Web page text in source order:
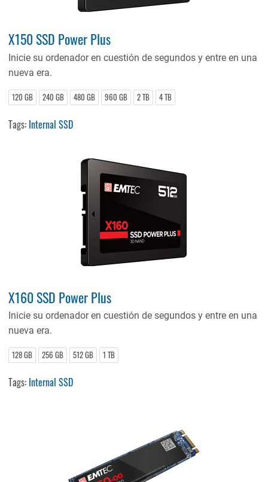
X150 SSD Power Plus
Inicie su ordenador en cuestión de segundos y entre en una
nueva era.
120 GB 240 GB 480 GB 960 GB 2 TB 4 TB
Tags: Internal SSD
X160 SSD Power Plus
Inicie su ordenador en cuestión de segundos y entre en una
nueva era.
128 GB 256 GB 512 GB 1 TB
Tags: Internal SSD